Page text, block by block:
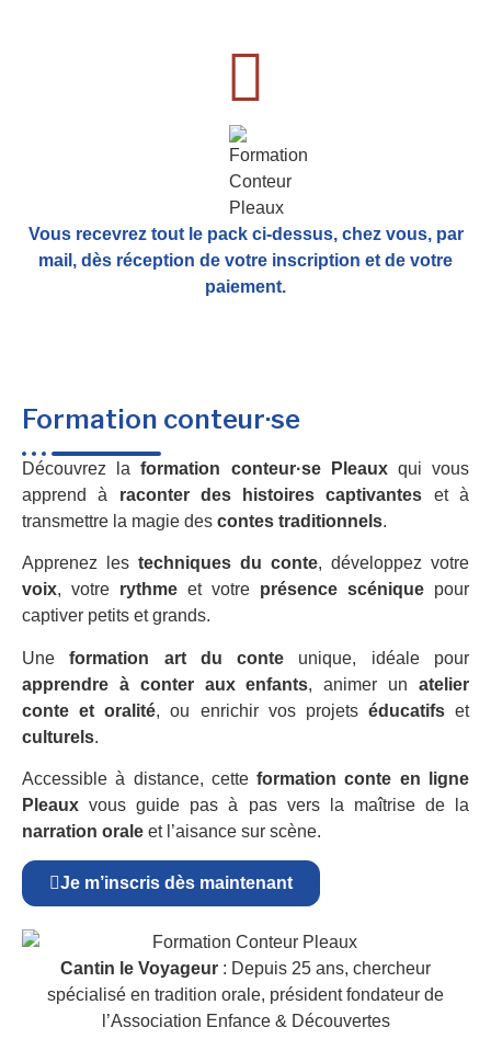
Vous recevrez tout le pack ci-dessus, chez vous, par
mail, dès réception de votre inscription et de votre
paiement.
Formation conteur·se
Découvrez laformation conteur·se Pleauxqui vous
apprend à raconter des histoires captivantes et à
transmettre la magie des contes traditionnels.
Apprenez les techniques du conte, développez votre
voix, votre rythme et votre présence scénique pour
captiver petits et grands.
Uneformation art du conte unique, idéale pour
apprendre à conter aux enfants, animer unatelier
conte et oralité, ou enrichir vos projets éducatifset
culturels.
Accessible à distance, cetteformation conte en ligne
Pleaux vous guide pas à pas vers la maîtrise de la
narration orale et l’aisance sur scène.
Je m’inscris dès maintenant
Cantin le Voyageur : Depuis 25 ans, chercheur
spécialisé en tradition orale, président fondateur de
l’Association Enfance & Découvertes